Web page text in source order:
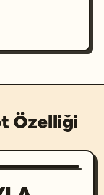
Özelliği